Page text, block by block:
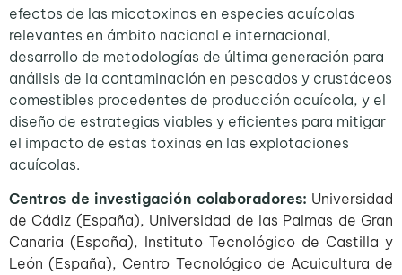
efectos de las micotoxinas en especies acuícolas
relevantes en ámbito nacional e internacional,
desarrollo de metodologías de última generación para
análisis de la contaminación en pescados y crustáceos
comestibles procedentes de producción acuícola, y el
diseño de estrategias viables y eficientes para mitigar
el impacto de estas toxinas en las explotaciones
acuícolas.
Centros de investigación colaboradores: Universidad
de Cádiz (España), Universidad de las Palmas de Gran
Canaria (España), Instituto Tecnológico de Castilla y
León (España), Centro Tecnológico de Acuicultura de